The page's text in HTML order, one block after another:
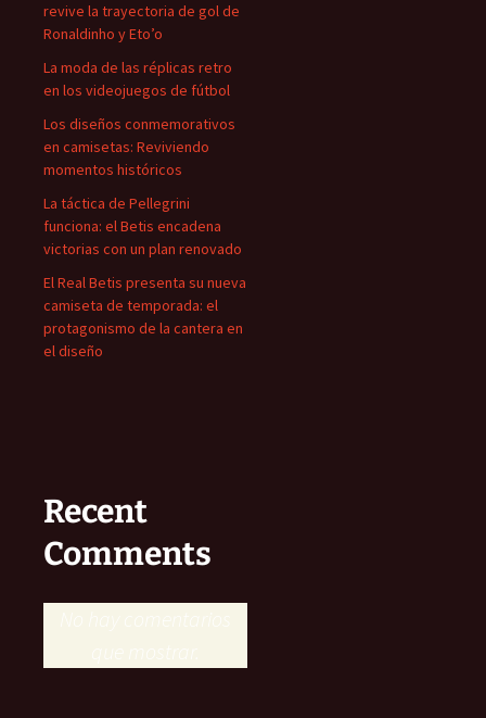
revive la trayectoria de gol de
Ronaldinho y Eto’o
La moda de las réplicas retro
en los videojuegos de fútbol
Los diseños conmemorativos
en camisetas: Reviviendo
momentos históricos
La táctica de Pellegrini
funciona: el Betis encadena
victorias con un plan renovado
El Real Betis presenta su nueva
camiseta de temporada: el
protagonismo de la cantera en
el diseño
Recent
Comments